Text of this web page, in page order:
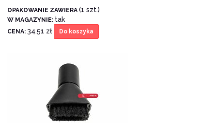
OPAKOWANIE ZAWIERA (1 szt.)
W MAGAZYNIE: tak
CENA: 34.51 zł Do koszyka